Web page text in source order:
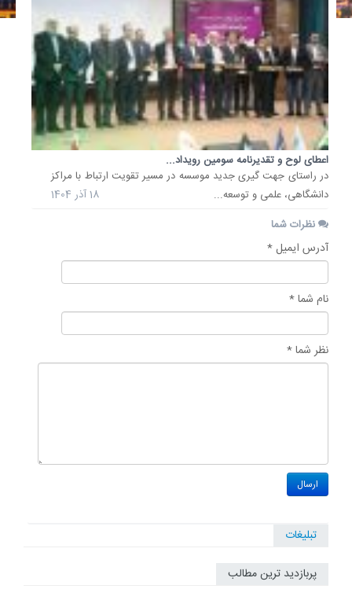
اعطای لوح و تقدیرنامه سومین رویداد...
در راستای جهت گیری جدید موسسه در مسیر تقویت ارتباط با مراکز
دانشگاهی، علمی و توسعه...
18 آذر 1404
نظرات شما
آدرس ایمیل *
نام شما *
نظر شما *
تبلیغات
پربازدید ترین مطالب